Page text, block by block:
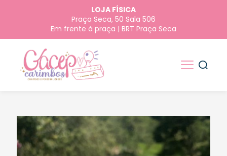
LOJA FÍSICA
Praça Seca, 50 Sala 506
Em frente à praça | BRT Praça Seca